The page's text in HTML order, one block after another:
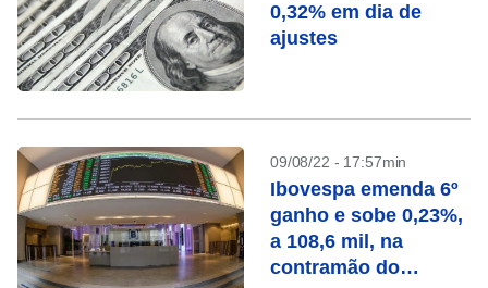
0,32% em dia de
ajustes
09/08/22 - 17:57min
Ibovespa emenda 6º
ganho e sobe 0,23%,
a 108,6 mil, na
contramão do